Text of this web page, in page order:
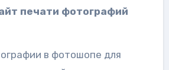
печати фотографий
в фотошопе для